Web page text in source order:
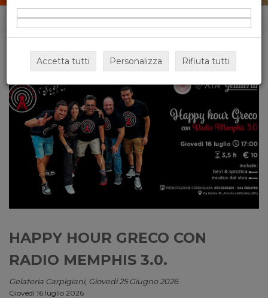
Home News&events
HAPPY HOUR GRECO CON
RADIO MEMPHIS 3.0.
Gelateria Carpigiani, Giovedi 25 Giugno 2026
Giovedì 16 luglio 2026
Accetta tutti Personalizza Rifiuta tutti